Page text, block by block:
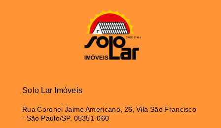
Solo Lar Imóveis
Rua Coronel Jaime Americano, 26, Vila São Francisco
- São Paulo/SP, 05351-060